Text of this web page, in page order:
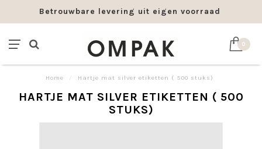
Betrouwbare levering uit eigen voorraad
0
Home Hartje mat silver etiketten ( 500 stuks)
HARTJE MAT SILVER ETIKETTEN ( 500
STUKS)